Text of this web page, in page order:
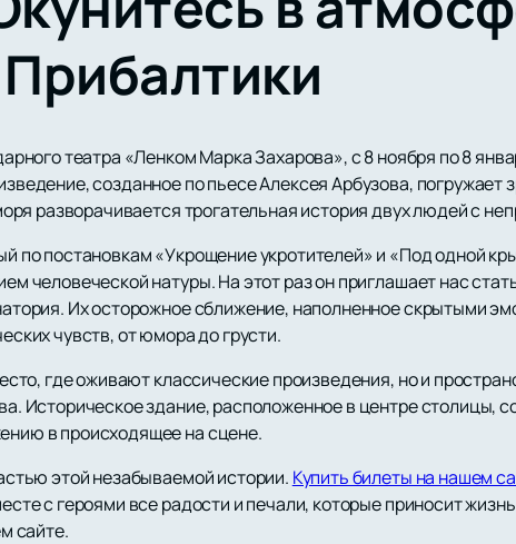
театра «Ленком Марка Захарова», с 8 ноября по 8
созданное по пьесе Алексея Арбузова, погружает
разворачивается трогательная история двух людей с
по постановкам «Укрощение укротителей» и «Под одной
человеческой натуры. На этот раз он приглашает нас
Их осторожное сближение, наполненное скрытыми
чувств, от юмора до грусти.
где оживают классические произведения, но и
Историческое здание, расположенное в центре столицы,
в происходящее на сцене.
этой незабываемой истории. Купить билеты на нашем
с героями все радости и печали, которые приносит
сайте.